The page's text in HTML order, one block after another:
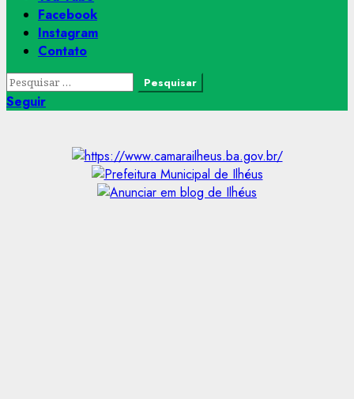
Facebook
Instagram
Contato
Pesquisar
por:
Seguir